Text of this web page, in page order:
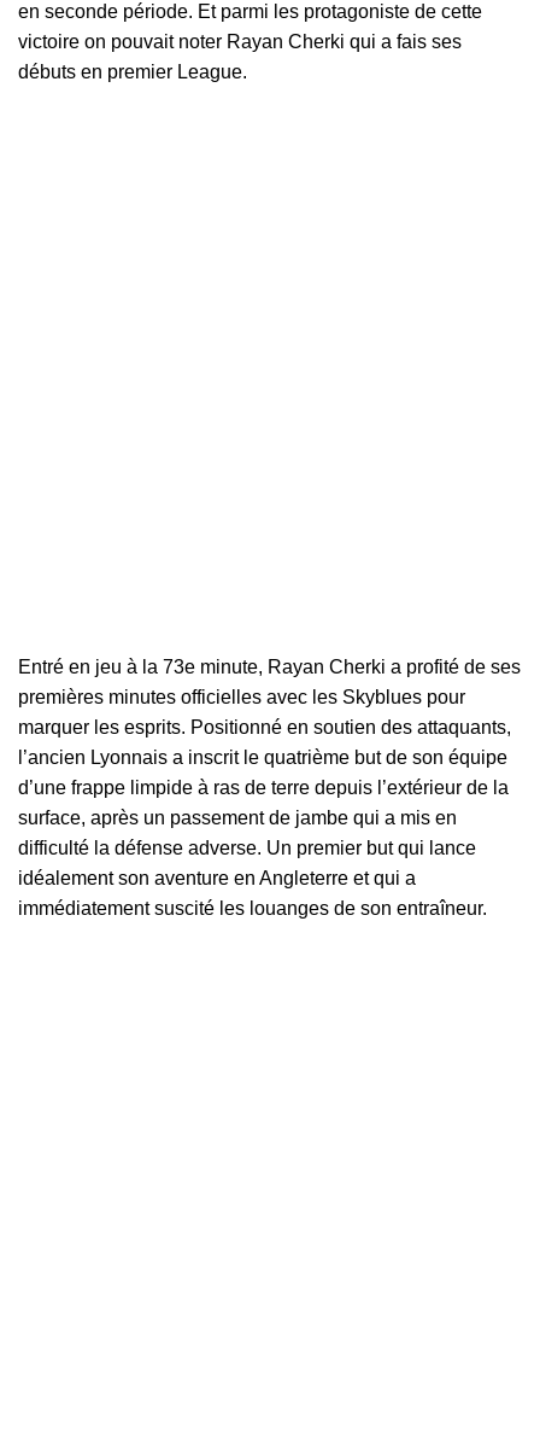
en seconde période. Et parmi les protagoniste de cette
victoire on pouvait noter Rayan Cherki qui a fais ses
débuts en premier League.
Entré en jeu à la 73e minute, Rayan Cherki a profité de ses
premières minutes officielles avec les Skyblues pour
marquer les esprits. Positionné en soutien des attaquants,
l’ancien Lyonnais a inscrit le quatrième but de son équipe
d’une frappe limpide à ras de terre depuis l’extérieur de la
surface, après un passement de jambe qui a mis en
difficulté la défense adverse. Un premier but qui lance
idéalement son aventure en Angleterre et qui a
immédiatement suscité les louanges de son entraîneur.